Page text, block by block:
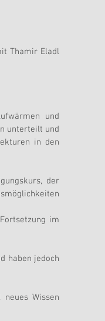
Thamir Eladl
und
unterteilt und
in den
der
im
haben jedoch
Wissen